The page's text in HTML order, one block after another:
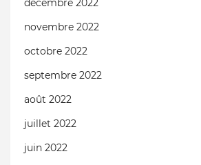
décembre 2022
novembre 2022
octobre 2022
septembre 2022
août 2022
juillet 2022
juin 2022